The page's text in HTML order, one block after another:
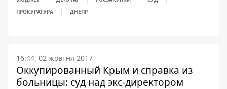
ПРОКУРАТУРА
ДНЕПР
16:44, 02 жовтня 2017
Оккупированный Крым и справка из
больницы: суд над экс-директором